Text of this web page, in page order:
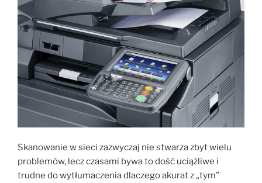
Skanowanie w sieci zazwyczaj nie stwarza zbyt wielu
problemów, lecz czasami bywa to dość uciążliwe i
trudne do wytłumaczenia dlaczego akurat z „tym”